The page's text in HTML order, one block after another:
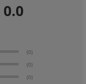
0.0
(0)
(0)
(0)